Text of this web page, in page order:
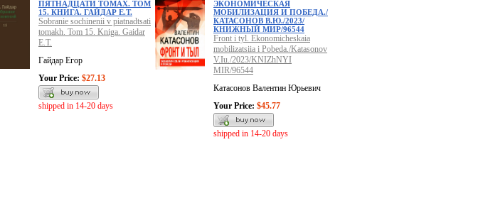
ПЯТНАДЦАТИ ТОМАХ. ТОМ
15. КНИГА. ГАЙДАР Е.Т.
Sobranie sochinenii v piatnadtsati
tomakh. Tom 15. Kniga. Gaidar
E.T.
Гайдар Егор
Your Price: $27.13
shipped in 14-20 days
ЭКОНОМИЧЕСКАЯ
МОБИЛИЗАЦИЯ И ПОБЕДА./
КАТАСОНОВ В.Ю./2023/
КНИЖНЫЙ МИР/96544
Front i tyl. Ekonomicheskaia
mobilizatsiia i Pobeda./Katasonov
V.Iu./2023/KNIZhNYI
MIR/96544
Катасонов Валентин Юрьевич
Your Price: $45.77
shipped in 14-20 days